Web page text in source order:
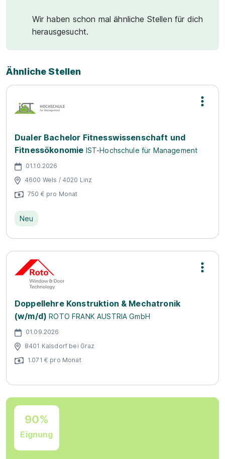
Wir haben schon mal ähnliche Stellen für dich
herausgesucht.
Ähnliche Stellen
Dualer Bachelor Fitnesswissenschaft und
Fitnessökonomie IST-Hochschule für Management
01.10.2026
4600 Wels / 4020 Linz
750 € pro Monat
Neu
Doppellehre Konstruktion & Mechatronik
(w/m/d) ROTO FRANK AUSTRIA GmbH
01.09.2026
8401 Kalsdorf bei Graz
1.071 € pro Monat
90%
Eignung